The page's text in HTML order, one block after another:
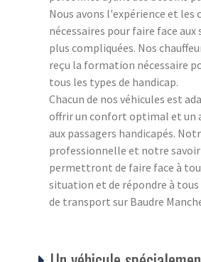
Nous avons l'expérience et les
nécessaires pour faire face
plus compliquées. Nos
reçu la formation nécessaire
tous les types de handicap.
Chacun de nos véhicules est
offrir un confort optimal et un
aux passagers handicapés.
professionnelle et notre
permettront de faire face à
situation et de répondre à tous
de transport sur Baudre